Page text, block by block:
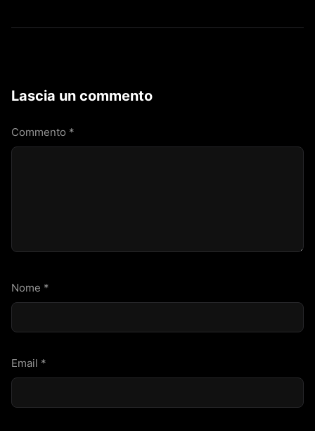
Lascia un commento
Commento *
Nome *
Email *